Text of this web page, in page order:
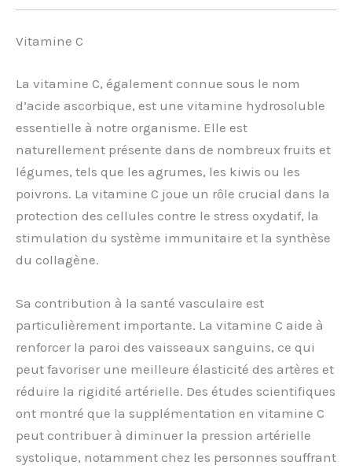
Vitamine C
La vitamine C, également connue sous le nom
d’acide ascorbique, est une vitamine hydrosoluble
essentielle à notre organisme. Elle est
naturellement présente dans de nombreux fruits et
légumes, tels que les agrumes, les kiwis ou les
poivrons. La vitamine C joue un rôle crucial dans la
protection des cellules contre le stress oxydatif, la
stimulation du système immunitaire et la synthèse
du collagène.
Sa contribution à la santé vasculaire est
particulièrement importante. La vitamine C aide à
renforcer la paroi des vaisseaux sanguins, ce qui
peut favoriser une meilleure élasticité des artères et
réduire la rigidité artérielle. Des études scientifiques
ont montré que la supplémentation en vitamine C
peut contribuer à diminuer la pression artérielle
systolique, notamment chez les personnes souffrant